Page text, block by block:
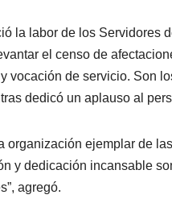
la labor de los Servidores
el censo de
vocación de servicio. Son
dedicó un aplauso al
organización ejemplar de
y dedicación incansable
agregó.